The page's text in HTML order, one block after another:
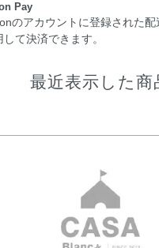
Pay
のアカウントに登録された
して決済できます。
最近表示した商